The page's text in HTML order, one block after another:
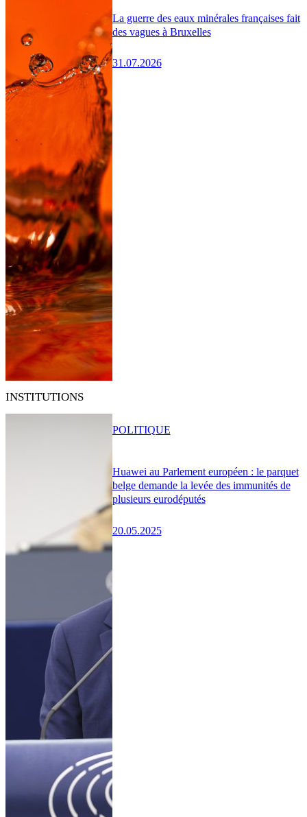
La guerre des eaux minérales françaises fait
des vagues à Bruxelles
31.07.2026
INSTITUTIONS
Huawei au Parlement européen : le parquet
belge demande la levée des immunités de
plusieurs eurodéputés
20.05.2025
POLITIQUE